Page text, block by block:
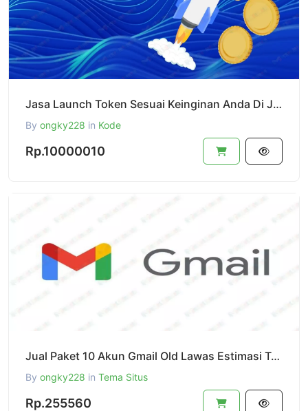
Jasa Launch Token Sesuai Keinginan Anda Di Jaringan BNB & Solana,Sampai Siap Presale
By ongky228 in Kode
Rp.10000010
Jual Paket 10 Akun Gmail Old Lawas Estimasi Tahun 2018-2021
By ongky228 in Tema Situs
Rp.255560